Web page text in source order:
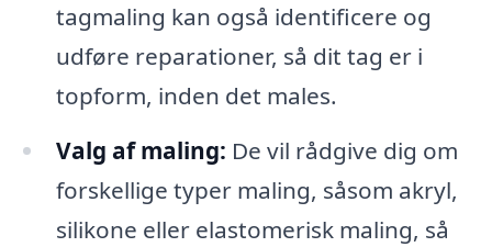
tagmaling kan også identificere og
udføre reparationer, så dit tag er i
topform, inden det males.
Valg af maling: De vil rådgive dig om
forskellige typer maling, såsom akryl,
silikone eller elastomerisk maling, så